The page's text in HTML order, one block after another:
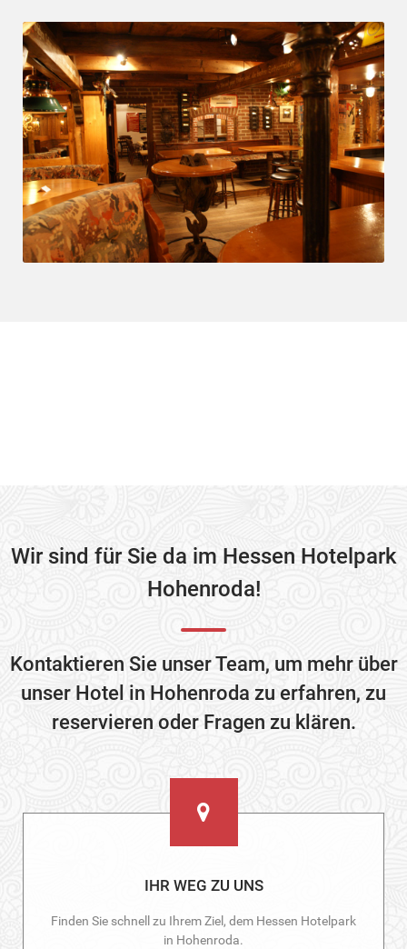
Wir sind für Sie da im Hessen Hotelpark
Hohenroda!
Kontaktieren Sie unser Team, um mehr über
unser Hotel in Hohenroda zu erfahren, zu
reservieren oder Fragen zu klären.
IHR WEG ZU UNS
Finden Sie schnell zu Ihrem Ziel, dem Hessen Hotelpark
in Hohenroda.